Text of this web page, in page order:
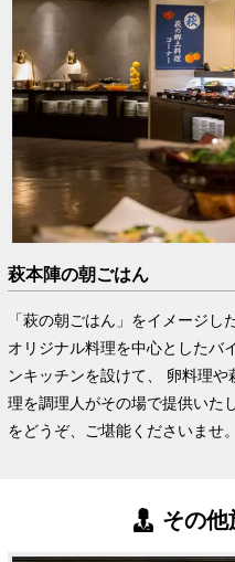
萩本陣の朝ごはん
「萩の朝ごはん」をイメージ
オリジナル料理を中心としたバ
ンキッチンを設けて、 卵料理
理を調理人がその場で提供いた
をどうぞ、ご堪能くださいませ。
その他